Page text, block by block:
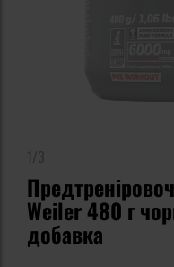
Weiler 480 г
добавка